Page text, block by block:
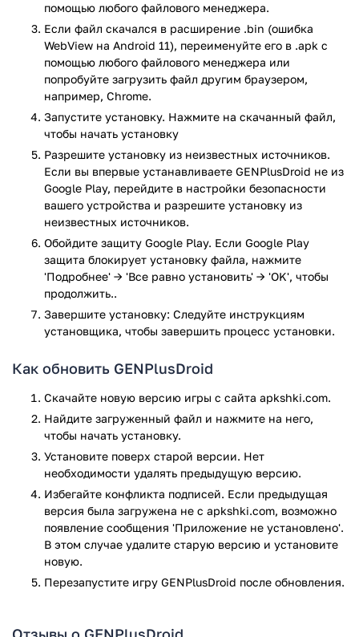
управление или управление через джойстик.
Меню приложения на английском языке, что для
неопытных пользователей вызовет недоумение. Однако
разобраться с настройками не составит труда. Load ROM –
это папка с играми, известными многим с детства –
Мортал Комбат, Гонки под рок-энд-роллом и др. Первой
настройкой является Frameskip (Пропуск кадров), которая
помогает оптимизировать игру. Чем мощнее устройство,
тем меньшее количество кадров нужно пропускать. Если
иногда игра тормозит, следует выбрать более высокий
режим пропуска кадров. Также в разделе есть опция
автосохранения в случае неожиданного выхода из игры,
опции ускорения времени и перемотки времени назад для
исправления ошибок.
Во втором разделе можно регулировать звук, точнее,
включать его во время игры либо отключать вовсе. Есть
возможность включения режима вибрации, когда каждое
нажатие кнопки в игре будет сопровождаться вибрацией
В разделе Graphics можно выставить фон «Пейзаж» или
«Портрет». Также выбирается лёгкое размытие фона или
точечная фильтрация с акцентом на пиксели. Раздел Input
помогает настроить джойстик. Это делается путём
нажатия на изображение джойстика и растягивания его
до нужного размера. При желании можно перейти на
клавиатуру или геймпад, они поддерживаются
приложением и подключаются через переходник.
Приложение также регулирует размер виртуальных
кнопок на экране.
Ностальгия по 90-м
воспроизводят игру на приставке. Единственное отличие –
помощью любого файлового менеджера.
Если файл скачался в расширение .bin (ошибка
WebView на Android 11), переименуйте его в .apk с
помощью любого файлового менеджера или
попробуйте загрузить файл другим браузером,
например, Chrome.
Запустите установку. Нажмите на скачанный файл,
чтобы начать установку
Разрешите установку из неизвестных источников.
Если вы впервые устанавливаете GENPlusDroid не из
Google Play, перейдите в настройки безопасности
вашего устройства и разрешите установку из
неизвестных источников.
Обойдите защиту Google Play. Если Google Play
защита блокирует установку файла, нажмите
'Подробнее' → 'Все равно установить' → 'OK', чтобы
продолжить..
Завершите установку: Следуйте инструкциям
установщика, чтобы завершить процесс установки.
Как обновить GENPlusDroid
Скачайте новую версию игры с сайта apkshki.com.
Найдите загруженный файл и нажмите на него,
чтобы начать установку.
Установите поверх старой версии. Нет
необходимости удалять предыдущую версию.
Избегайте конфликта подписей. Если предыдущая
версия была загружена не с apkshki.com, возможно
появление сообщения 'Приложение не установлено'.
В этом случае удалите старую версию и установите
новую.
Перезапустите игру GENPlusDroid после обновления.